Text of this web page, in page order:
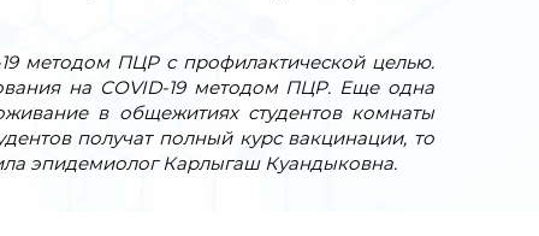
методом ПЦР с профилактической целью.
на COVID-19 методом ПЦР. Еще одна
в общежитиях студентов комнаты
получат полный курс вакцинации, то
эпидемиолог Карлыгаш Куандыковна.